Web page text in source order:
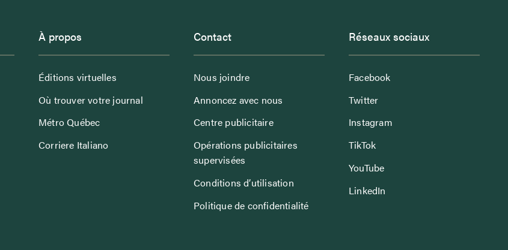
À propos
Éditions virtuelles
Où trouver votre journal
Métro Québec
Corriere Italiano
Contact
Nous joindre
Annoncez avec nous
Centre publicitaire
Opérations publicitaires
supervisées
Conditions d’utilisation
Politique de confidentialité
Réseaux sociaux
Facebook
Twitter
Instagram
TikTok
YouTube
LinkedIn